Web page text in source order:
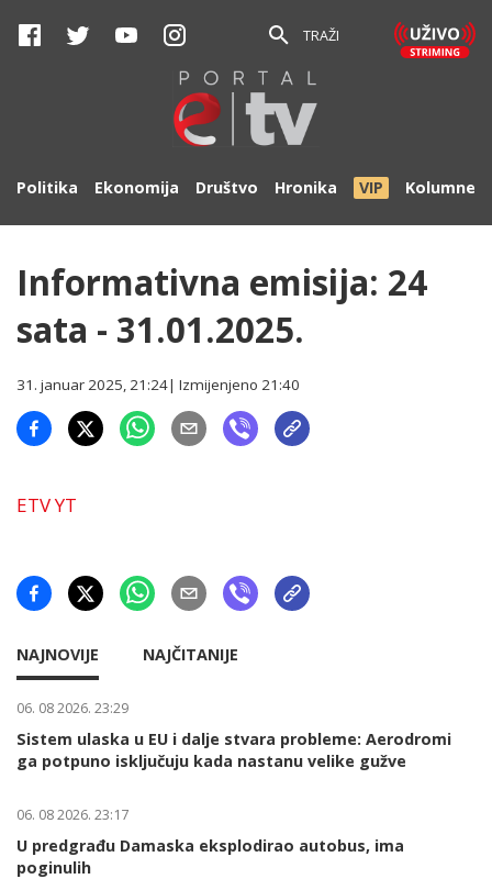
TRAŽI
Politika Ekonomija Društvo Hronika VIP Kolumne
Informativna emisija: 24
sata - 31.01.2025.
31. januar 2025, 21:24| Izmijenjeno 21:40
ETV YT
NAJNOVIJE NAJČITANIJE
06. 08 2026. 23:29
Sistem ulaska u EU i dalje stvara probleme: Aerodromi
ga potpuno isključuju kada nastanu velike gužve
06. 08 2026. 23:17
U predgrađu Damaska eksplodirao autobus, ima
poginulih